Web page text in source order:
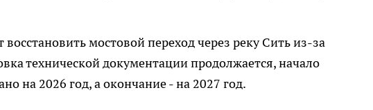
мостовой переход через реку Сить из-за
технической документации продолжается, начало
на 2026 год, а окончание - на 2027 год.